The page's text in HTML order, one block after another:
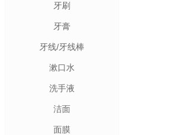
牙刷
牙膏
牙线/牙线棒
漱口水
洗手液
洁面
面膜